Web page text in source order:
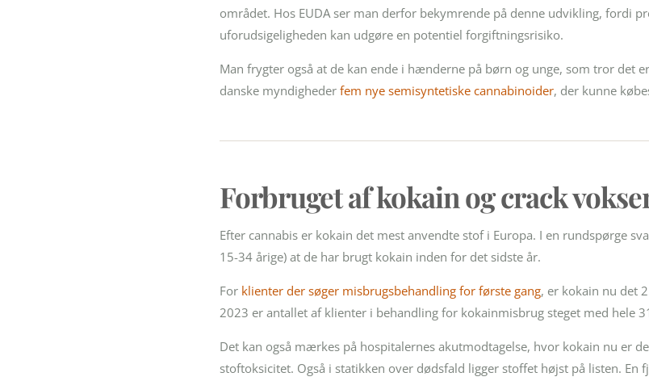
området. Hos EUDA ser man derfor bekymrende på denne udvikling, fordi
uforudsigeligheden kan udgøre en potentiel forgiftningsrisiko.
Man frygter også at de kan ende i hænderne på børn og unge, som tror det
danske myndigheder fem nye semisyntetiske cannabinoider, der kunne
Forbruget af kokain og crack
Efter cannabis er kokain det mest anvendte stof i Europa. I en rundspørge
15-34 årige) at de har brugt kokain inden for det sidste år.
For klienter der søger misbrugsbehandling for første gang, er kokain nu det
2023 er antallet af klienter i behandling for kokainmisbrug steget med hele
Det kan også mærkes på hospitalernes akutmodtagelse, hvor kokain nu er
stoftoksicitet. Også i statikken over dødsfald ligger stoffet højst på listen. En